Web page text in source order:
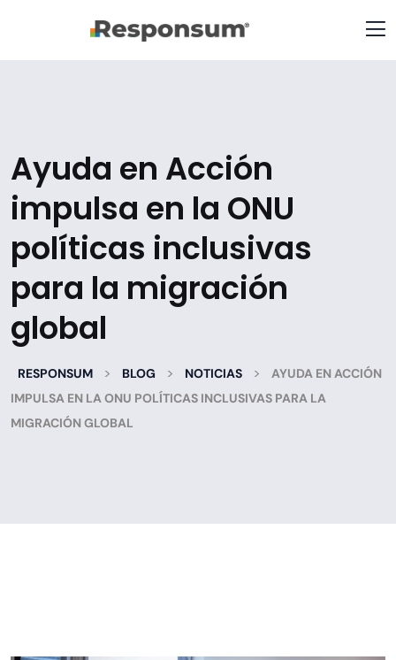
Ayuda en Acción
impulsa en la ONU
políticas inclusivas
para la migración
global
RESPONSUM > BLOG > NOTICIAS >
AYUDA EN ACCIÓN
IMPULSA EN LA ONU POLÍTICAS INCLUSIVAS PARA LA
MIGRACIÓN GLOBAL